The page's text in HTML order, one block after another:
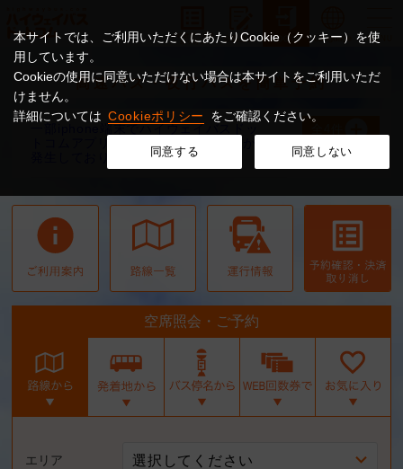
本サイトでは、ご利用いただくにあたりCookie（クッキー）を使
用しています。
Cookieの使用に同意いただけない場合は本サイトをご利用いただ
けません。
詳細については Cookieポリシー をご確認ください。
同意する 同意しない
高速バス・夜行バスを簡単予約
一部iphone端末でハイウェイバスドッ
トコムアプリが立ち上がらない事象が
空席照会・ご予約
エリア 選択してください